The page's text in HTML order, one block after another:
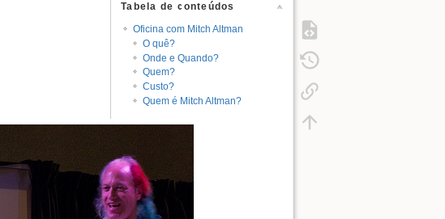
Tabela de conteúdos
Oficina com Mitch Altman
O quê?
Onde e Quando?
Quem?
Custo?
Quem é Mitch Altman?